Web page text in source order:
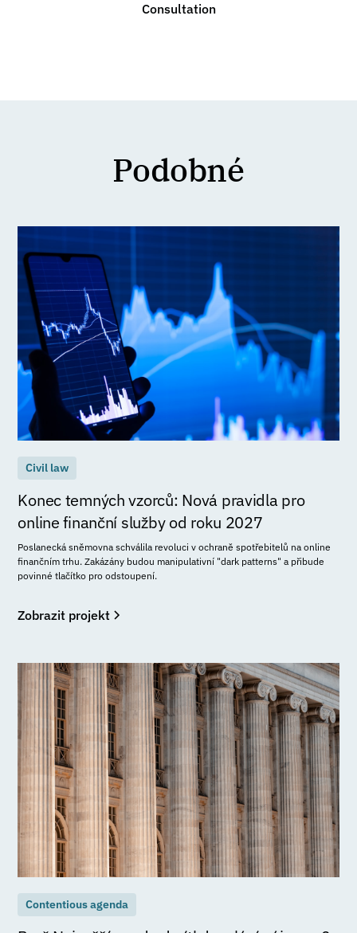
Consultation
Podobné
Civil law
Konec temných vzorců: Nová pravidla pro
online finanční služby od roku 2027
Poslanecká sněmovna schválila revoluci v ochraně spotřebitelů na online
finančním trhu. Zakázány budou manipulativní "dark patterns" a přibude
povinné tlačítko pro odstoupení.
Zobrazit projekt
Contentious agenda